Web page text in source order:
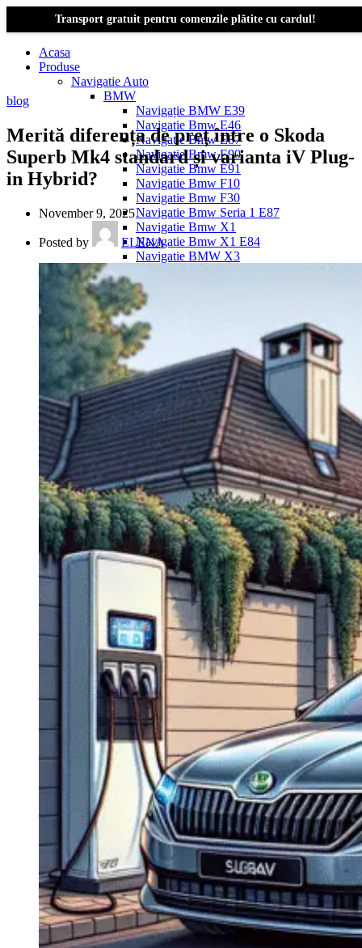
Transport gratuit pentru comenzile plătite cu cardul!
Acasa
Produse
Navigatie Auto
BMW
Navigație BMW E39
Navigatie Bmw E46
Navigatie Bmw E87
Navigatie Bmw E90
Navigatie Bmw E91
Navigatie Bmw F10
Navigatie Bmw F30
Navigatie Bmw Seria 1 E87
Navigatie Bmw X1
Navigatie Bmw X1 E84
Navigatie BMW X3
Navigatie BMW X3 f25
Dacia Logan
Navigație Dacia Logan 1 (2004–2012)
Navigație Dacia Logan 2 (2012–2020)
Navigație Dacia Logan 3 (2020–Prezent)
Dacia Duster
Navigatie Duster 2011
Navigatie Duster 2019
Audi
Navigatie Audi A3 8p
Navigatie Audi A4
Navigatie Audi A4 B6
Navigatie Audi A4 B7
Navigatie Audi A4 B8
Navigatie Audi A5
Navigatie Audi A6 C5
Navigatie Audi A6 C6
Navigatie Audi A6 C7
Navigatie Audi Q5
Ford
Navigație Ford Fiesta
Navigație Ford Focus 1
Navigație Ford Focus 2
Navigație Ford Focus MK3
Navigație Ford Mondeo MK3
Navigație Ford Mondeo MK4
Navigație Ford Transit
Mercedes
Navigație Mercedes C Class W203
Navigație Mercedes C Class W204
Navigație Mercedes W203
Navigație Mercedes W204
Navigație Mercedes W211
Navigație Mercedes Sprinter
Passat
Navigație Passat B5
Navigație Passat B5 5
Navigație Passat B6
Navigație Passat B7
Navigație Passat B8
Navigație Passat CC
Skoda
Navigație Skoda Fabia 1
Navigație Skoda Fabia 2
Navigație Skoda Octavia 1
Navigație Skoda Octavia 2
blog
Merită diferența de preț între o Skoda
Superb Mk4 standard și varianta iV Plug-
in Hybrid?
November 9, 2025
Posted by ELENA